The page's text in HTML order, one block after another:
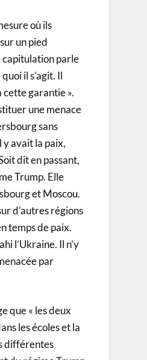
où ils
un pied
capitulation parle
il s’agit. Il
cette garantie ».
une menace
sans
y avait la paix,
dit en passant,
Trump. Elle
et Moscou.
d’autres régions
temps de paix.
l’Ukraine. Il n’y
par
que « les deux
les écoles et la
différentes